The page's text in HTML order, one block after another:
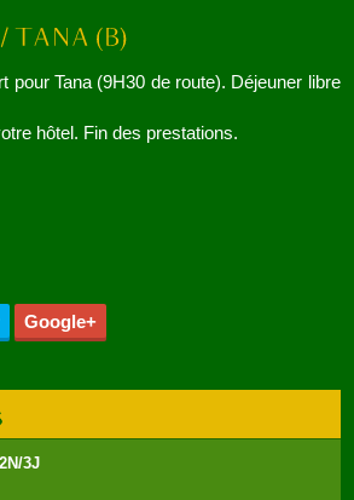
pour Tana (9H30 de route). Déjeuner libre
hôtel. Fin des prestations.
Google+
3J